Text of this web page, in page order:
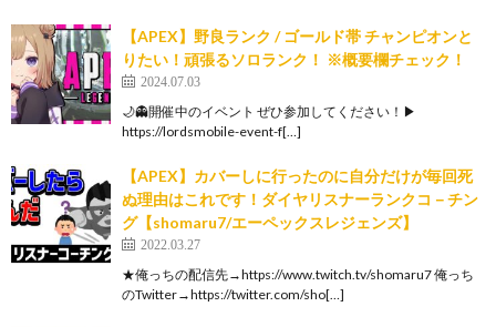
【APEX】野良ランク / ゴールド帯 チャンピオンと
りたい！頑張るソロランク！ ※概要欄チェック！
2024.07.03
🌙👻開催中のイベント ぜひ参加してください！▶︎
https://lordsmobile-event-f[…]
【APEX】カバーしに行ったのに自分だけが毎回死
ぬ理由はこれです！ダイヤリスナーランクコ－チン
グ【shomaru7/エーペックスレジェンズ】
2022.03.27
★俺っちの配信先→https://www.twitch.tv/shomaru7 俺っち
のTwitter→https://twitter.com/sho[…]